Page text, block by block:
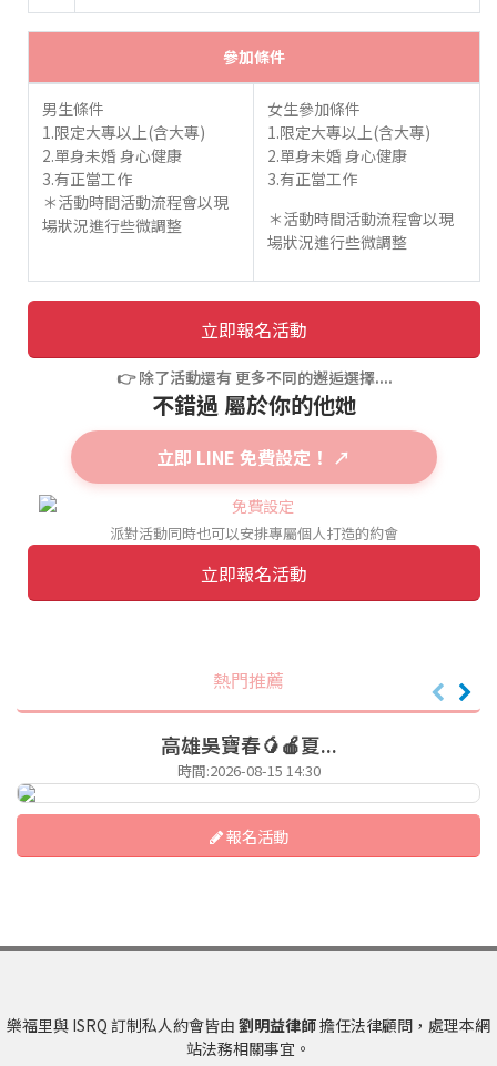
參加條件
男生條件
1.限定大專以上(含大專)
2.單身未婚 身心健康
3.有正當工作
＊活動時間活動流程會以現
場狀況進行些微調整
女生參加條件
1.限定大專以上(含大專)
2.單身未婚 身心健康
3.有正當工作
＊活動時間活動流程會以現
場狀況進行些微調整
立即報名活動
👉 除了活動還有 更多不同的邂逅選擇....
不錯過 屬於你的他她
立即 LINE 免費設定！ ↗
派對活動同時也可以安排專屬個人打造的約會
立即報名活動
熱門推薦
高雄吳寶春🥭🍎夏...
時間:2026-08-15 14:30
報名活動
樂福里與 ISRQ 訂制私人約會皆由 劉明益律師擔任法律顧問，處理本網
站法務相關事宜。